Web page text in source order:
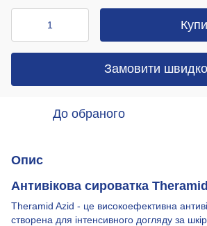
Замовити швидко
До обраного
Опис
Антивікова сироватка
Theramid Azid - це високоефективна
створена для інтенсивного догляду за